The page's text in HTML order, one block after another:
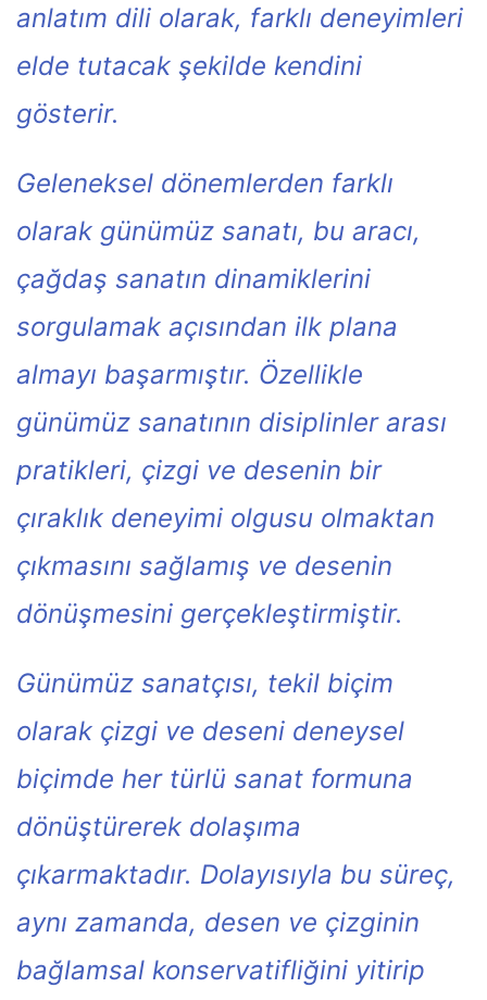
anlatım dili olarak, farklı deneyimleri
elde tutacak şekilde kendini
gösterir.
Geleneksel dönemlerden farklı
olarak günümüz sanatı, bu aracı,
çağdaş sanatın dinamiklerini
sorgulamak açısından ilk plana
almayı başarmıştır. Özellikle
günümüz sanatının disiplinler arası
pratikleri, çizgi ve desenin bir
çıraklık deneyimi olgusu olmaktan
çıkmasını sağlamış ve desenin
dönüşmesini gerçekleştirmiştir.
Günümüz sanatçısı, tekil biçim
olarak çizgi ve deseni deneysel
biçimde her türlü sanat formuna
dönüştürerek dolaşıma
çıkarmaktadır. Dolayısıyla bu süreç,
aynı zamanda, desen ve çizginin
bağlamsal konservatifliğini yitirip